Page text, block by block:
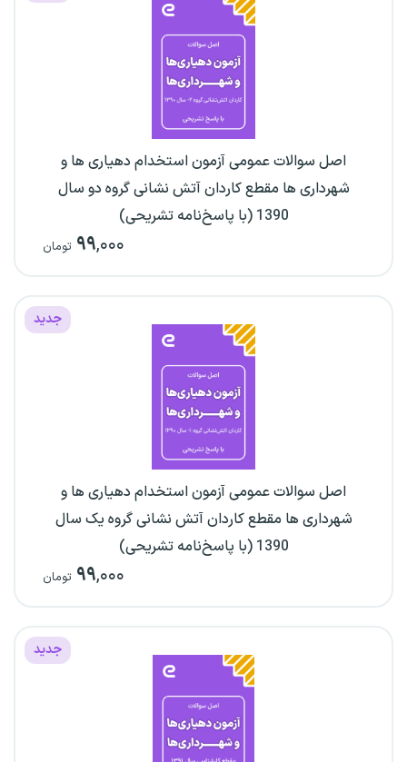
اصل سوالات عمومی آزمون استخدام دهیاری ها و
شهرداری ها مقطع کاردان آتش نشانی گروه دو سال
1390 (با پاسخ‌نامه تشریحی)
۹۹,۰۰۰ تومان
جدید
اصل سوالات عمومی آزمون استخدام دهیاری ها و
شهرداری ها مقطع کاردان آتش نشانی گروه یک سال
1390 (با پاسخ‌نامه تشریحی)
۹۹,۰۰۰ تومان
جدید